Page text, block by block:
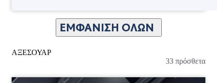
ΕΜΦΆΝΙΣΗ ΌΛΩΝ
ΑΞΕΣΟΥΑΡ
33 πρόσθετα